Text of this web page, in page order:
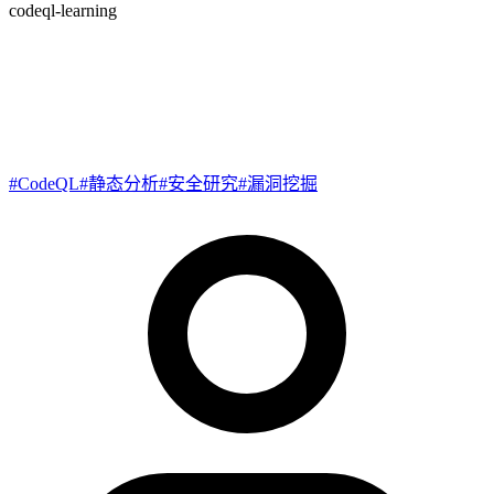
codeql-learning
#CodeQL#静态分析#安全研究#漏洞挖掘